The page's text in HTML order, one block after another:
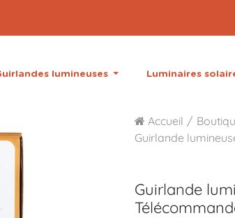
lumineuses Luminaires
Accueil
Guirlande
Guirlande